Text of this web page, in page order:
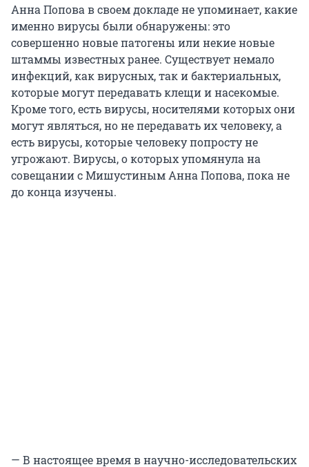
Анна Попова в своем докладе не упоминает, какие
именно вирусы были обнаружены: это
совершенно новые патогены или некие новые
штаммы известных ранее. Существует немало
инфекций, как вирусных, так и бактериальных,
которые могут передавать клещи и насекомые.
Кроме того, есть вирусы, носителями которых они
могут являться, но не передавать их человеку, а
есть вирусы, которые человеку попросту не
угрожают. Вирусы, о которых упомянула на
совещании с Мишустиным Анна Попова, пока не
до конца изучены.
— В настоящее время в научно-исследовательских